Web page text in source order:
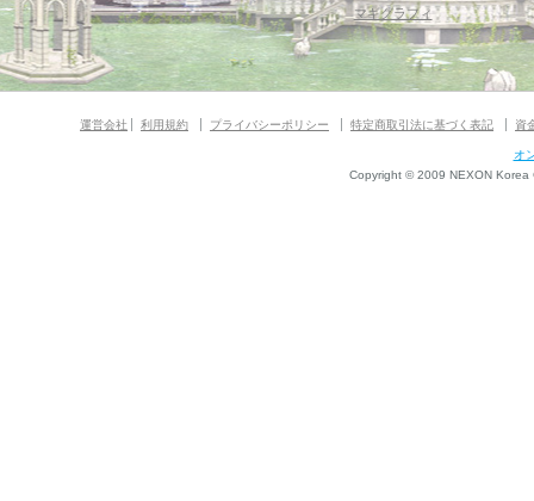
マギグラフィ
運営会社 利用規約 プライバシーポリシー 特定商取引法に基づく表記 資
オ
Copyright © 2009 NEXON Korea